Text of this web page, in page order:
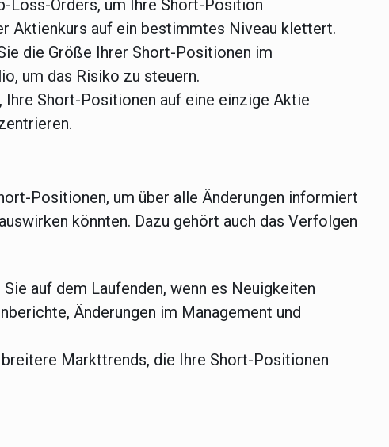
Loss-Orders, um Ihre Short-Position
Aktienkurs auf ein bestimmtes Niveau klettert.
die Größe Ihrer Short-Positionen im
um das Risiko zu steuern.
Ihre Short-Positionen auf eine einzige Aktie
Positionen, um über alle Änderungen informiert
könnten. Dazu gehört auch das Verfolgen
Sie auf dem Laufenden, wenn es Neuigkeiten
Änderungen im Management und
Markttrends, die Ihre Short-Positionen